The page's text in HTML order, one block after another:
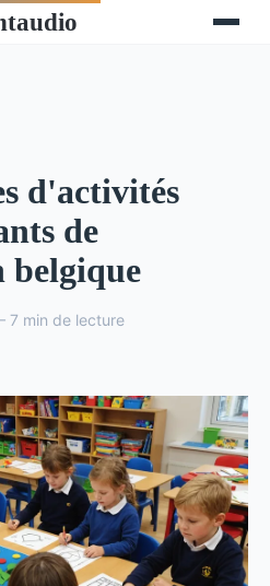
d'activités
de
belgique
min de lecture